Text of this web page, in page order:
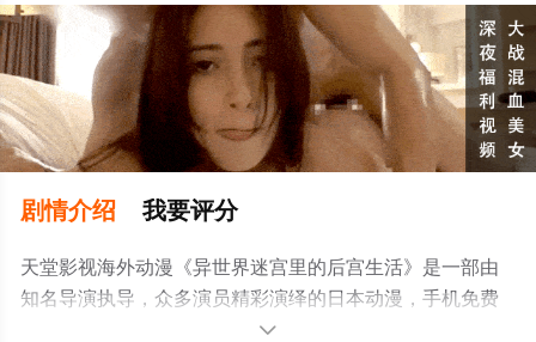
剧情介绍 我要评分
天堂影视海外动漫《异世界迷宫里的后宫生活》是一部由
知名导演执导，众多演员精彩演绎的日本动漫，手机免费
观看高清未删减完整版动漫全集就上天堂电影网，更多相
